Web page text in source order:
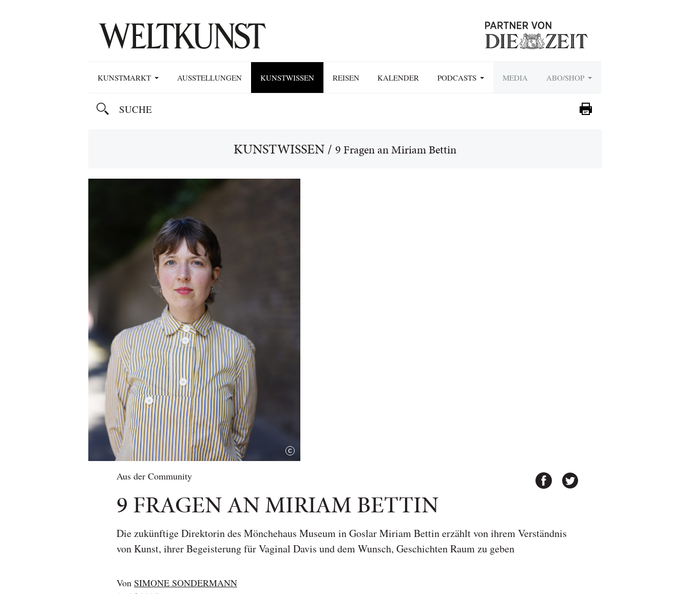
KUNSTMARKT AUSSTELLUNGEN KUNSTWISSEN REISEN KALENDER PODCASTS MEDIA ABO/SHOP
KUNSTWISSEN/ 9 Fragen an Miriam Bettin
Aus der Community
9 FRAGEN AN MIRIAM BETTIN
Die zukünftige Direktorin des Mönchehaus Museum in Goslar Miriam Bettin erzählt von ihrem Verständnis
von Kunst, ihrer Begeisterung für Vaginal Davis und dem Wunsch, Geschichten Raum zu geben
Von SIMONE SONDERMANN